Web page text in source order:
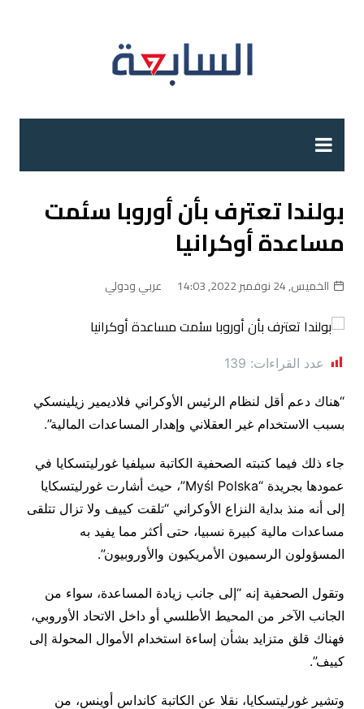
بولندا تعترف بأن أوروبا سئمت
مساعدة أوكرانيا
الخميس, 24 نوفمبر 2022, 14:03 عربي ودولي
عدد القراءات: 139
“هناك دعم أقل لنظام الرئيس الأوكراني فلاديمير زيلينسكي
بسبب الاستخدام غير العقلاني وإهدار المساعدات المالية”.
جاء ذلك فيما كتبته الصحفية الكاتبة سيلفيا غورليتسكايا في
عمودها بجريدة “Myśl Polska”، حيث أشارت غورليتسكايا
إلى أنه منذ بداية النزاع الأوكراني “تلقت كييف ولا تزال تتلقى
مساعدات مالية كبيرة نسبيا، حتى أكثر مما يفيد به
المسؤولون الرسميون الأمريكيون والأوروبيون”.
وتقول الصحفية إنه “إلى جانب زيادة المساعدة، سواء من
الجانب الآخر من المحيط الأطلسي أو داخل الاتحاد الأوروبي،
فهناك قلق متزايد بشأن إساءة استخدام الأموال المحولة إلى
كييف”.
وتشير غورليتسكايا، نقلا عن الكاتبة كانداس أوينس، من